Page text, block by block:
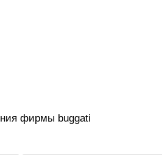
фирмы buggati